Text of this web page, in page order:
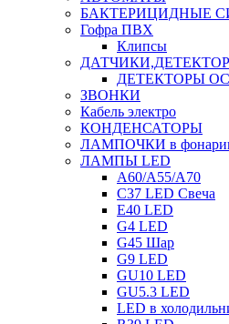
БАКТЕРИЦИДНЫЕ
Гофра ПВХ
Клипсы
ДЕТЕКТОРЫ
ЗВОНКИ
Кабель электро
КОНДЕНСАТОРЫ
ЛАМПОЧКИ в
ЛАМПЫ LED
A60/A55/A70
C37 LED Свеча
E40 LED
G4 LED
G45 Шар
G9 LED
GU10 LED
GU5.3 LED
LED в